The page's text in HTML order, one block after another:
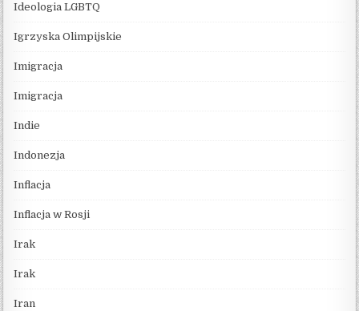
Ideologia LGBTQ
Igrzyska Olimpijskie
Imigracja
Imigracja
Indie
Indonezja
Inflacja
Inflacja w Rosji
Irak
Irak
Iran